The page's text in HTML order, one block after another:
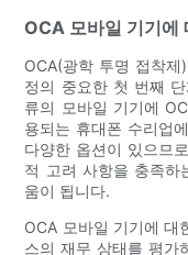
OCA 모바일 기기에
OCA(광학 투명 접착
정의 중요한 첫 번째
류의 모바일 기기에
용되는 휴대폰 수리업
다양한 옵션이 있으므
적 고려 사항을 충족하
움이 됩니다.
OCA 모바일 기기에 대
스의 재무 상태를 평가